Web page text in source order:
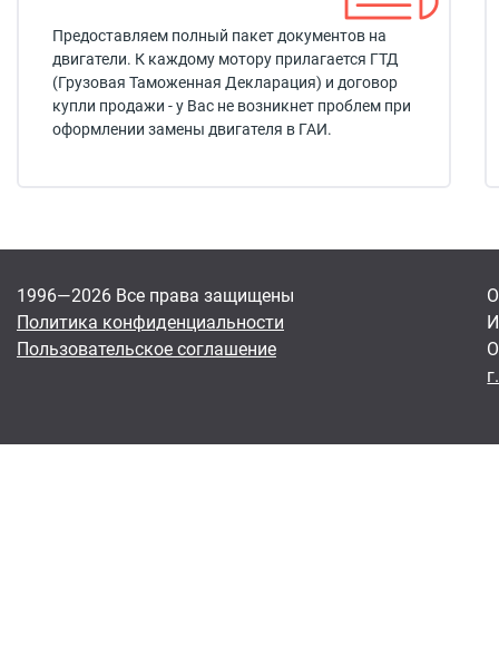
Предоставляем полный пакет документов на
двигатели. К каждому мотору прилагается ГТД
(Грузовая Таможенная Декларация) и договор
купли продажи - у Вас не возникнет проблем при
оформлении замены двигателя в ГАИ.
1996—2026 Все права защищены
Политика конфиденциальности
Пользовательское соглашение